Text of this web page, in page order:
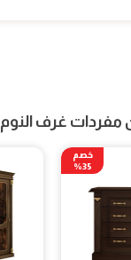
مفردات غرف النوم
خصم
35%